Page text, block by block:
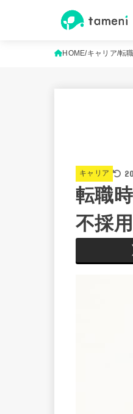
HOME キャリア 転
キャリア
転職
不採